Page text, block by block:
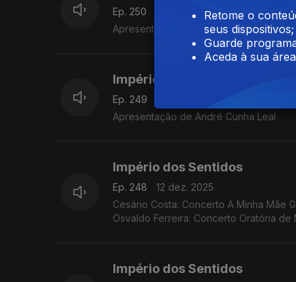
Ep. 250
16 dez. 2025
Apresentação de André Cunha Leal
Império dos Sentidos
Ep. 249
Apresentação de André Cunha Leal
Império dos Sentidos
Ep. 248
12 dez. 2025
Cesário Costa: Concerto A Minha Mãe
Osvaldo Ferreira: Concerto Oratória de
Império dos Sentidos
Retome o
seus dispositivos;
Guarde
Aceda à sua